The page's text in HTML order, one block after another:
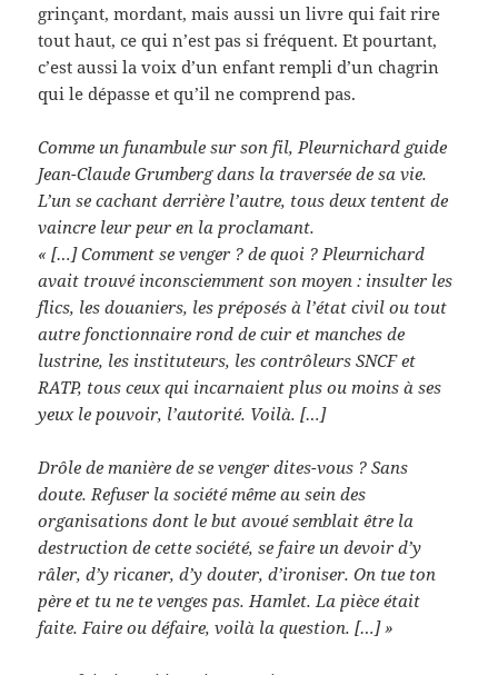
grinçant, mordant, mais aussi un livre qui fait rire
tout haut, ce qui n’est pas si fréquent. Et pourtant,
c’est aussi la voix d’un enfant rempli d’un chagrin
qui le dépasse et qu’il ne comprend pas.
Comme un funambule sur son fil, Pleurnichard guide
Jean-Claude Grumberg dans la traversée de sa vie.
L’un se cachant derrière l’autre, tous deux tentent de
vaincre leur peur en la proclamant.
« […] Comment se venger ? de quoi ? Pleurnichard
avait trouvé inconsciemment son moyen : insulter les
flics, les douaniers, les préposés à l’état civil ou tout
autre fonctionnaire rond de cuir et manches de
lustrine, les instituteurs, les contrôleurs SNCF et
RATP, tous ceux qui incarnaient plus ou moins à ses
yeux le pouvoir, l’autorité. Voilà. […]
Drôle de manière de se venger dites-vous ? Sans
doute. Refuser la société même au sein des
organisations dont le but avoué semblait être la
destruction de cette société, se faire un devoir d’y
râler, d’y ricaner, d’y douter, d’ironiser. On tue ton
père et tu ne te venges pas. Hamlet. La pièce était
faite. Faire ou défaire, voilà la question. […] »